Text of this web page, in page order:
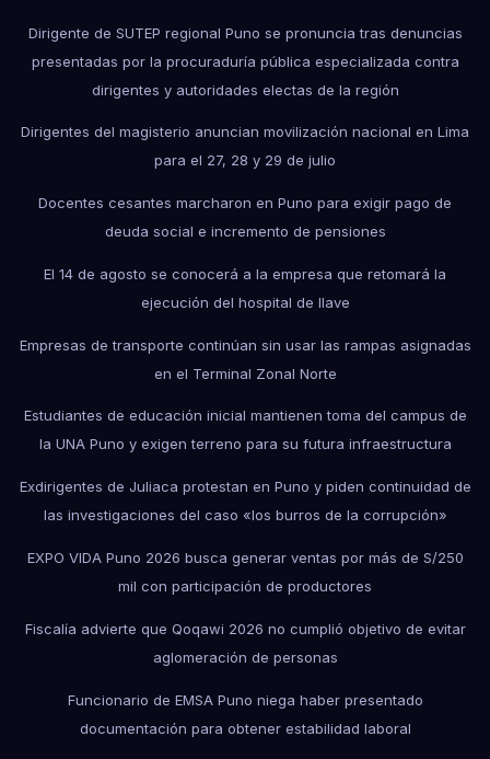
Dirigente de SUTEP regional Puno se pronuncia tras denuncias
presentadas por la procuraduría pública especializada contra
dirigentes y autoridades electas de la región
Dirigentes del magisterio anuncian movilización nacional en Lima
para el 27, 28 y 29 de julio
Docentes cesantes marcharon en Puno para exigir pago de
deuda social e incremento de pensiones
El 14 de agosto se conocerá a la empresa que retomará la
ejecución del hospital de Ilave
Empresas de transporte continúan sin usar las rampas asignadas
en el Terminal Zonal Norte
Estudiantes de educación inicial mantienen toma del campus de
la UNA Puno y exigen terreno para su futura infraestructura
Exdirigentes de Juliaca protestan en Puno y piden continuidad de
las investigaciones del caso «los burros de la corrupción»
EXPO VIDA Puno 2026 busca generar ventas por más de S/250
mil con participación de productores
Fiscalía advierte que Qoqawi 2026 no cumplió objetivo de evitar
aglomeración de personas
Funcionario de EMSA Puno niega haber presentado
documentación para obtener estabilidad laboral